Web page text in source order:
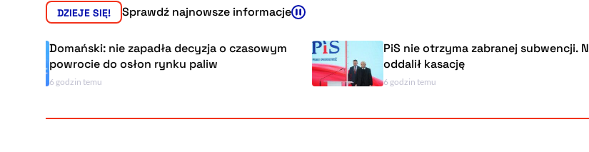
DZIEJE SIĘ! Sprawdź najnowsze informacje
nie zapadła decyzja o czasowym
do osłon rynku paliw
PiS nie otrzyma zabranej subwencji. NSA
oddalił kasację
6 godzin temu